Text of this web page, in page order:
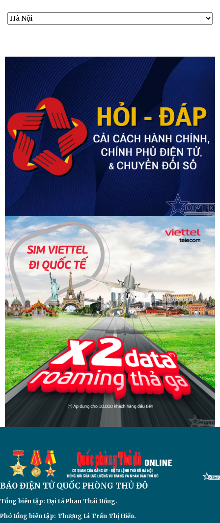
BÁO ĐIỆN TỬQUỐC PHÒNG THỦ ĐÔ
Tổng biên tập: Đại tá Phan Thái Hồng.
Phó tổng biên tập: Thượng tá Trần Thị Hiền.